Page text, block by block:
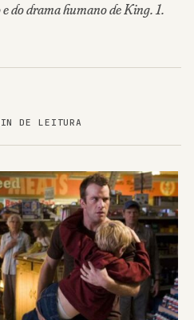
do drama humano de King. 1.
DE LEITURA